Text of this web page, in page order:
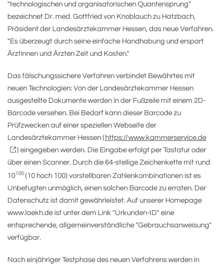
"technologischen und organisatorischen Quantensprung"
bezeichnet Dr. med. Gottfried von Knoblauch zu Hatzbach,
Präsident der Landesärztekammer Hessen, das neue Verfahren.
"Es überzeugt durch seine einfache Handhabung und erspart
Ärztinnen und Ärzten Zeit und Kosten."
Das fälschungssichere Verfahren verbindet Bewährtes mit
neuen Technologien: Von der Landesärztekammer Hessen
ausgestellte Dokumente werden in der Fußzeile mit einem 2D-
Barcode versehen. Bei Bedarf kann dieser Barcode zu
Prüfzwecken auf einer speziellen Webseite der
Landesärztekammer Hessen ( https://www.kammerservice.de
) eingegeben werden. Die Eingabe erfolgt per Tastatur oder
über einen Scanner. Durch die 64-stellige Zeichenkette mit rund
10100(10 hoch 100) vorstellbaren Zahlenkombinationen ist es
Unbefugten unmöglich, einen solchen Barcode zu erraten. Der
Datenschutz ist damit gewährleistet. Auf unserer Homepage
www.laekh.de ist unter dem Link "Urkunden-ID" eine
entsprechende, allgemeinverständliche "Gebrauchsanweisung"
verfügbar.
Nach einjähriger Testphase des neuen Verfahrens werden in